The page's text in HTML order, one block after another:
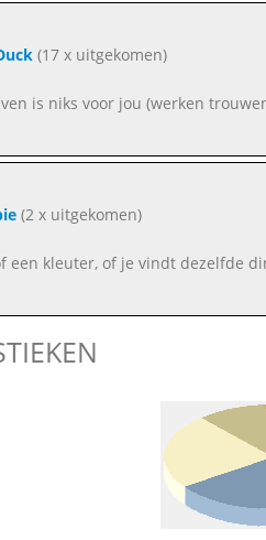
(17 x uitgekomen)
is niks voor jou (werken
(2 x uitgekomen)
een kleuter, of je vindt dezelfde